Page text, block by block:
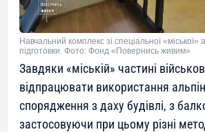
Навчальний комплекс зі спеціальної «міської»
підготовки. Фото: Фонд «Повернись живим»
Завдяки «міській» частині
відпрацювати використання
спорядження з даху будівлі, з
застосовуючи при цьому різні